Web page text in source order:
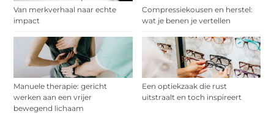
Van merkverhaal naar echte
impact
Compressiekousen en herstel:
wat je benen je vertellen
Manuele therapie: gericht
werken aan een vrijer
bewegend lichaam
Een optiekzaak die rust
uitstraalt en toch inspireert